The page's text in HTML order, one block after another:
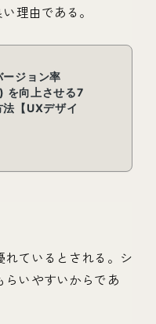
理由である。
れているとされる。シ
らいやすいからであ